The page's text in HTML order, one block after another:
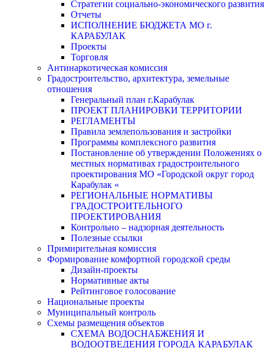
Стратегии социально-экономического развития
Отчеты
ИСПОЛНЕНИЕ БЮДЖЕТА МО г.
КАРАБУЛАК
Проекты
Торговля
Антинаркотическая комиссия
Градостроительство, архитектура, земельные
отношения
Генеральный план г.Карабулак
ПРОЕКТ ПЛАНИРОВКИ ТЕРРИТОРИИ
РЕГЛАМЕНТЫ
Правила землепользования и застройки
Программы комплексного развития
Постановление об утверждении Положениях о
местных нормативах градостроительного
проектирования МО «Городской округ город
Карабулак «
РЕГИОНАЛЬНЫЕ НОРМАТИВЫ
ГРАДОСТРОИТЕЛЬНОГО
ПРОЕКТИРОВАНИЯ
Контрольно – надзорная деятельность
Полезные ссылки
Примирительная комиссия
Формирование комфортной городской среды
Дизайн-проекты
Нормативные акты
Рейтинговое голосование
Национальные проекты
Муниципальный контроль
Схемы размещения объектов
СХЕМА ВОДОСНАБЖЕНИЯ И
ВОДООТВЕДЕНИЯ ГОРОДА КАРАБУЛАК